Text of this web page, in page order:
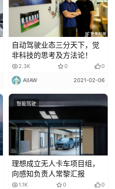
自动驾驶业态三分天下，觉
非科技的思考及方法论！
2.3K 0 0
AIIAW 2021-02-06
智能驾驶
理想成立无人卡车项目组，
向感知负责人常黎汇报
1.1K 0 0